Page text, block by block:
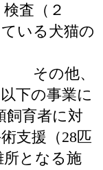
査（２
いる犬猫の
10匹）
、
下の事業に
飼育者に対
支援（28匹
所となる施